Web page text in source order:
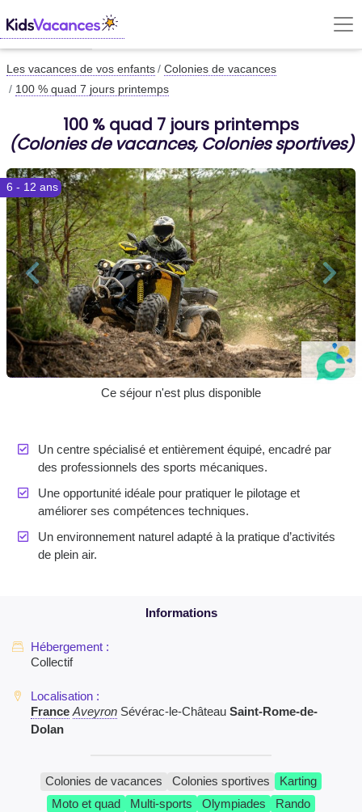
Les vacances de vos enfants
Colonies de vacances
100 % quad 7 jours printemps
100 % quad 7 jours printemps
(Colonies de vacances, Colonies sportives)
6 - 12 ans
Ce séjour n'est plus disponible
Un centre spécialisé et entièrement équipé, encadré par
des professionnels des sports mécaniques.
Une opportunité idéale pour pratiquer le pilotage et
améliorer ses compétences techniques.
Un environnement naturel adapté à la pratique d’activités
de plein air.
Collectif
France Aveyron Sévérac-le-Château Saint-Rome-de-
Dolan
Colonies de vacances Colonies sportives
Karting
Moto et quad
Multi-sports Olympiades
Rando